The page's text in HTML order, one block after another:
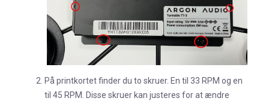
På printkortet finder du to skruer. En til 33 RPM og en
til 45 RPM. Disse skruer kan justeres for at ændre